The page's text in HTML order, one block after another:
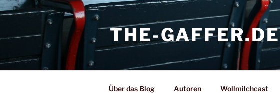
Zum
Inhalt
THE-GAFFER.DE
Über das Blog Autoren Wollmilchcast